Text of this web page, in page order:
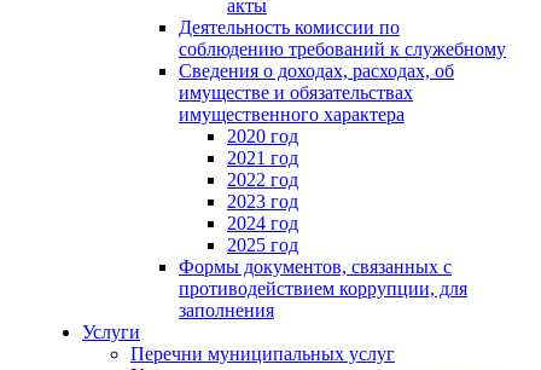
акты
Деятельность комиссии по
соблюдению требований к служебному
Сведения о доходах, расходах, об
имуществе и обязательствах
имущественного характера
2020 год
2021 год
2022 год
2023 год
2024 год
2025 год
Формы документов, связанных с
противодействием коррупции, для
заполнения
Услуги
Перечни муниципальных услуг